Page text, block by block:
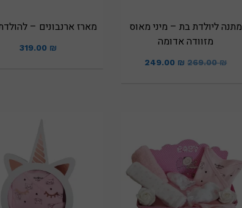
מתנה ליולדת בת – מיני מאוס
מזוודה אדומה
269.00₪
249.00 ₪
מארז ארנבונים –
319.00 ₪